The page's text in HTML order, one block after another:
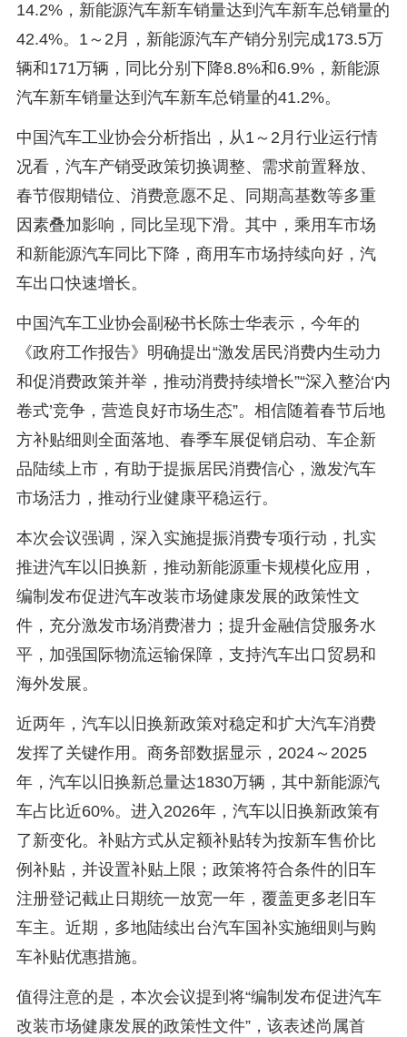
14.2%，新能源汽车新车销量达到汽车新车总销量的
42.4%。1～2月，新能源汽车产销分别完成173.5万
辆和171万辆，同比分别下降8.8%和6.9%，新能源
汽车新车销量达到汽车新车总销量的41.2%。
中国汽车工业协会分析指出，从1～2月行业运行情
况看，汽车产销受政策切换调整、需求前置释放、
春节假期错位、消费意愿不足、同期高基数等多重
因素叠加影响，同比呈现下滑。其中，乘用车市场
和新能源汽车同比下降，商用车市场持续向好，汽
车出口快速增长。
中国汽车工业协会副秘书长陈士华表示，今年的
《政府工作报告》明确提出“激发居民消费内生动力
和促消费政策并举，推动消费持续增长”“深入整治‘内
卷式’竞争，营造良好市场生态”。相信随着春节后地
方补贴细则全面落地、春季车展促销启动、车企新
品陆续上市，有助于提振居民消费信心，激发汽车
市场活力，推动行业健康平稳运行。
本次会议强调，深入实施提振消费专项行动，扎实
推进汽车以旧换新，推动新能源重卡规模化应用，
编制发布促进汽车改装市场健康发展的政策性文
件，充分激发市场消费潜力；提升金融信贷服务水
平，加强国际物流运输保障，支持汽车出口贸易和
海外发展。
近两年，汽车以旧换新政策对稳定和扩大汽车消费
发挥了关键作用。商务部数据显示，2024～2025
年，汽车以旧换新总量达1830万辆，其中新能源汽
车占比近60%。进入2026年，汽车以旧换新政策有
了新变化。补贴方式从定额补贴转为按新车售价比
例补贴，并设置补贴上限；政策将符合条件的旧车
注册登记截止日期统一放宽一年，覆盖更多老旧车
车主。近期，多地陆续出台汽车国补实施细则与购
车补贴优惠措施。
值得注意的是，本次会议提到将“编制发布促进汽车
改装市场健康发展的政策性文件”，该表述尚属首